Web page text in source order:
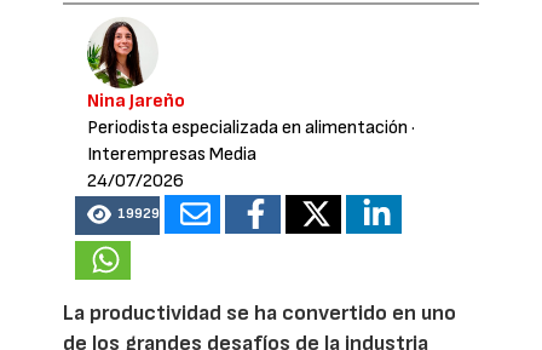
Nina Jareño
Periodista especializada en alimentación ·
Interempresas Media
24/07/2026
19929
La productividad se ha convertido en uno
de los grandes desafíos de la industria